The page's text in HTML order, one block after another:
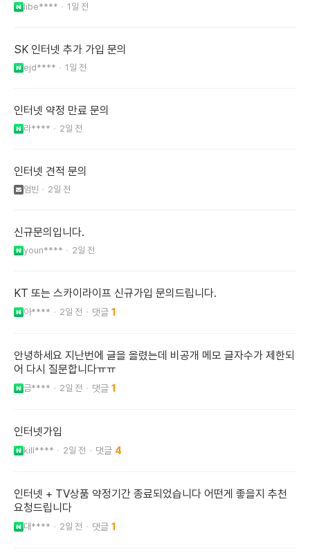
libe**** 1일 전
SK 인터넷 추가 가입 문의
ejd**** 1일 전
인터넷 약정 만료 문의
라**** 2일 전
인터넷 견적 문의
엄빈 2일 전
신규문의입니다.
youn**** 2일 전
KT 또는 스카이라이프 신규가입 문의드립니다.
아**** 2일 전 1
안녕하세요 지난번에 글을 올렸는데 비공개 메모 글자수가 제한되
어 다시 질문합니다ㅠㅠ
금**** 2일 전 1
인터넷가입
kill**** 2일 전 4
인터넷 + TV상품 약정기간 종료되었습니다 어떤게 좋을지 추천
요청드립니다
대**** 2일 전 1